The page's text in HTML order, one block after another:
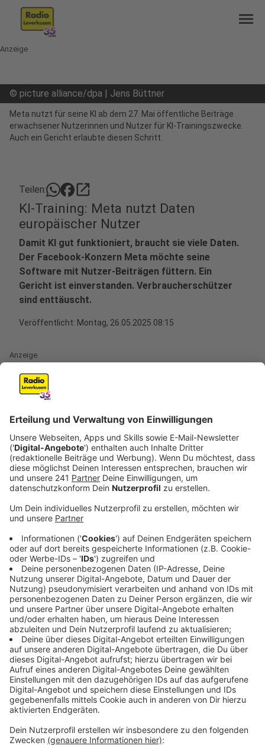
menu
Anzeige
© picture alliance/dpa | Jens Büttner
Meta nutzt für seine KI ab dem 27. Mai öffentliche Beiträge
erwachsener Nutzerinnen und Nutzer für KI-Trainingszwecke.
Auch ein Gericht erlaubte diesen Schritt.
Teilen: open_in_new
KI-Training: Meta nutzt Daten
europäischer Nutzer
Damit KI gut funktioniert, braucht sie viele Daten.
Der Facebook-Konzern Meta möchte seine
Software mit Nutzer-Beiträgen füttern. Ein
Gericht ist einverstanden. Verbraucherschützer
sind enttäuscht.
Veröffentlicht: Montag, 26.05.2025 08:15
Anzeige
Meta will ab dem 27. Mai in seinen Diensten Facebook
Nutzerinnen und Nutzer für KI-Trainingszwecke
verwenden. "Wir tun dies auf Grund eines berechtigten
Interesses, um KI bei Meta zu entwickeln und weiter
zu verbessern", hatte der Konzern seinen Nutzern
mitgeteilt. Die Daten können verwendet werden, wenn
nicht aktiv widersprechen
die Verbraucherzentrale NRW geklagt und ist vor dem
Oberlandesgericht Köln gescheitert.
Der Antrag der Verbraucherzentrale sei unbegründet,
sagte Richter Oliver Jörgens vom OLG Köln. Meta
berufe sich auf ein berechtigtes Interesse nach der
Datenschutzgrundverordnung. Die angekündigte
Verwendung der Daten für KI-Trainingszwecke sei
auch ohne Einwilligung der Betroffenen rechtmäßig.
Meta verfolge mit der Verwendung zum KI-Training
einen legitimen Zweck. Dieser Zweck könne nicht
durch andere, weniger einschneidende Mittel erreicht
werden.
Anzeige
Meta freut sich über Gerichtsentscheidung